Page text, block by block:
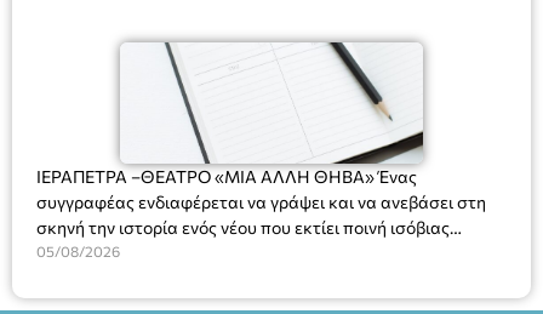
και λήψη αποφάσεων στα παρακάτω θέματα:
ΙΕΡΑΠΕΤΡΑ –ΘΕΑΤΡΟ «ΜΙΑ ΑΛΛΗ ΘΗΒΑ» Ένας
συγγραφέας ενδιαφέρεται να γράψει και να ανεβάσει στη
σκηνή την ιστορία ενός νέου που εκτίει ποινή ισόβιας
κάθειρξης για πατροκτονία. Ένα πολυβραβευμένο έργο για
ασθένεια, τον ερωτισμό. Ένα έργο αινιγματικό, συγκινητικό,
05/08/2026